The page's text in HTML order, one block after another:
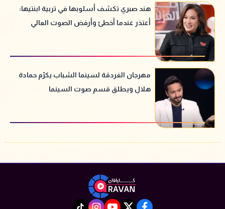
هند صبري تكشف أسلوبها في تربية ابنتيها:
أعتذر عندما أخطئ وأرفض الصوت العالي
مهرجان الغردقة لسينما الشباب يكرّم حمادة
هلال ويطلق قسم صوت السينما